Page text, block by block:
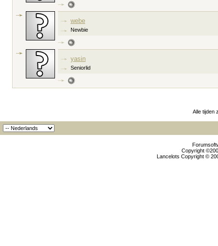
webe
Newbie
yasin
Seniorlid
Alle tijden
Copyright
Lancelots Copyright ©